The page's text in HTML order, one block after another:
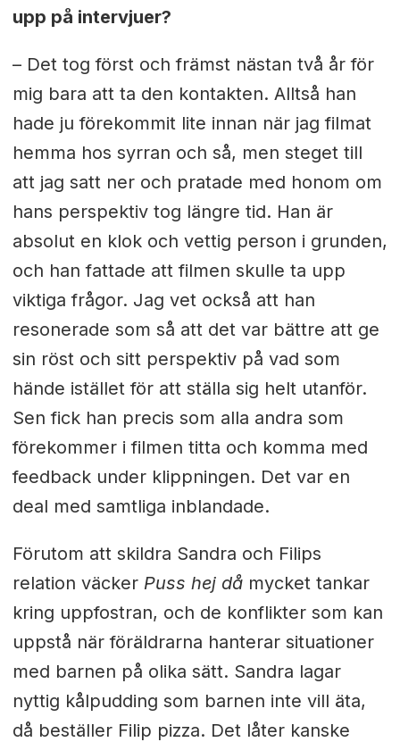
upp på intervjuer?
– Det tog först och främst nästan två år för
mig bara att ta den kontakten. Alltså han
hade ju förekommit lite innan när jag filmat
hemma hos syrran och så, men steget till
att jag satt ner och pratade med honom om
hans perspektiv tog längre tid. Han är
absolut en klok och vettig person i grunden,
och han fattade att filmen skulle ta upp
viktiga frågor. Jag vet också att han
resonerade som så att det var bättre att ge
sin röst och sitt perspektiv på vad som
hände istället för att ställa sig helt utanför.
Sen fick han precis som alla andra som
förekommer i filmen titta och komma med
feedback under klippningen. Det var en
deal med samtliga inblandade.
Förutom att skildra Sandra och Filips
relation väcker Puss hej dåmycket tankar
kring uppfostran, och de konflikter som kan
uppstå när föräldrarna hanterar situationer
med barnen på olika sätt. Sandra lagar
nyttig kålpudding som barnen inte vill äta,
då beställer Filip pizza. Det låter kanske